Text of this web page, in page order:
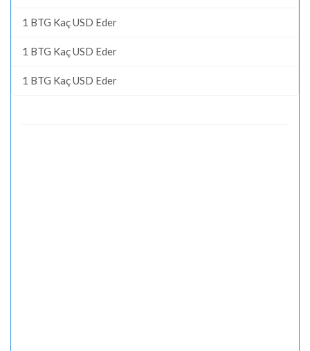
1 BTG Kaç USD Eder
1 BTG Kaç USD Eder
1 BTG Kaç USD Eder